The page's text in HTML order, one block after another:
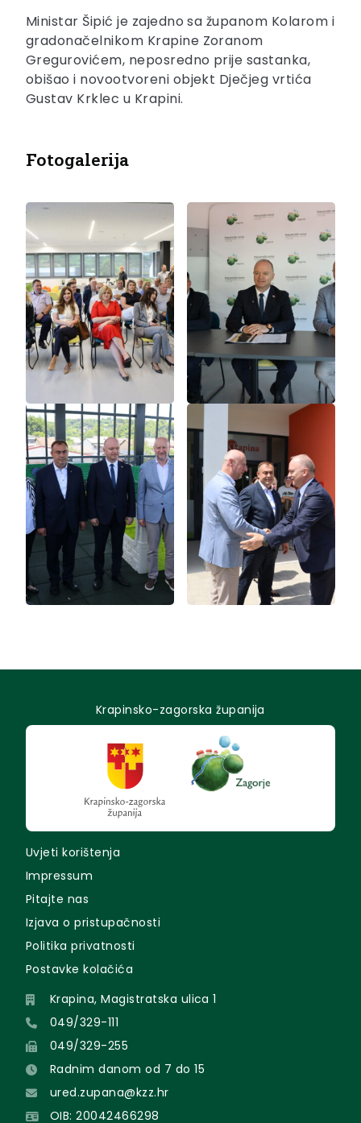
Ministar Šipić je zajedno sa županom Kolarom i
gradonačelnikom Krapine Zoranom
Gregurovićem, neposredno prije sastanka,
obišao i novootvoreni objekt Dječjeg vrtića
Gustav Krklec u Krapini.
Fotogalerija
Krapinsko-zagorska županija
Uvjeti korištenja
Impressum
Pitajte nas
Izjava o pristupačnosti
Politika privatnosti
Postavke kolačića
Krapina, Magistratska ulica 1
049/329-111
049/329-255
Radnim danom od 7 do 15
ured.zupana@kzz.hr
OIB: 20042466298